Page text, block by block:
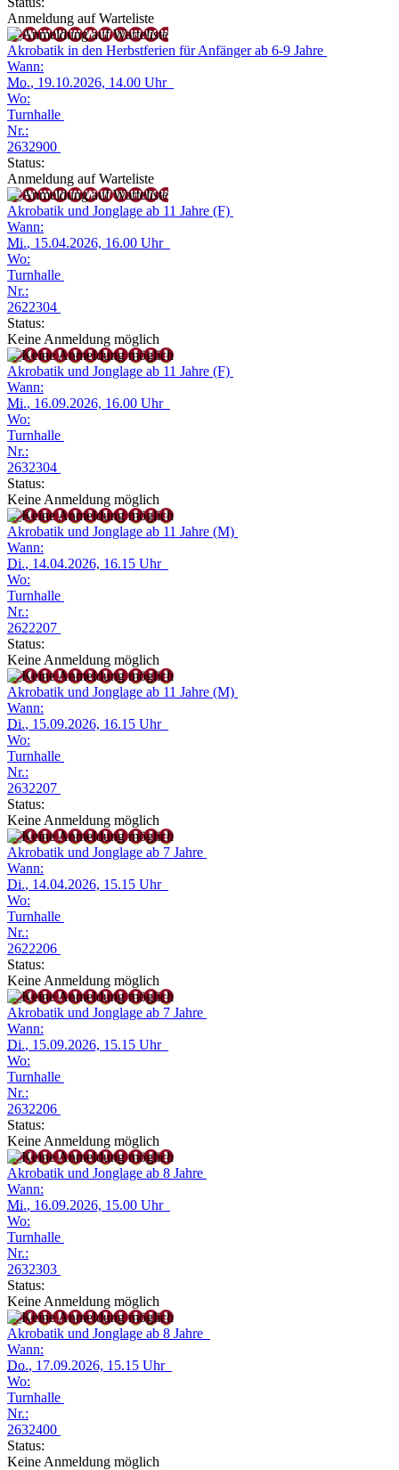
Anmeldung auf Warteliste
Akrobatik in den Herbstferien für Anfänger ab 6-9 Jahre
Wann:
Mo., 19.10.2026, 14.00 Uhr
Wo:
Turnhalle
Nr.:
2632900
Status:
Anmeldung auf Warteliste
Akrobatik und Jonglage ab 11 Jahre (F)
Wann:
Mi., 15.04.2026, 16.00 Uhr
Wo:
Turnhalle
Nr.:
2622304
Status:
Keine Anmeldung möglich
Akrobatik und Jonglage ab 11 Jahre (F)
Wann:
Mi., 16.09.2026, 16.00 Uhr
Wo:
Turnhalle
Nr.:
2632304
Status:
Keine Anmeldung möglich
Akrobatik und Jonglage ab 11 Jahre (M)
Wann:
Di., 14.04.2026, 16.15 Uhr
Wo:
Turnhalle
Nr.:
2622207
Status:
Keine Anmeldung möglich
Akrobatik und Jonglage ab 11 Jahre (M)
Wann:
Di., 15.09.2026, 16.15 Uhr
Wo:
Turnhalle
Nr.:
2632207
Status:
Keine Anmeldung möglich
Akrobatik und Jonglage ab 7 Jahre
Wann:
Di., 14.04.2026, 15.15 Uhr
Wo:
Turnhalle
Nr.:
2622206
Status:
Keine Anmeldung möglich
Akrobatik und Jonglage ab 7 Jahre
Wann:
Di., 15.09.2026, 15.15 Uhr
Wo:
Turnhalle
Nr.:
2632206
Status:
Keine Anmeldung möglich
Akrobatik und Jonglage ab 8 Jahre
Wann:
Mi., 16.09.2026, 15.00 Uhr
Wo:
Turnhalle
Nr.:
2632303
Status:
Keine Anmeldung möglich
Akrobatik und Jonglage ab 8 Jahre
Wann:
Do., 17.09.2026, 15.15 Uhr
Wo:
Turnhalle
Nr.:
2632400
Status:
Keine Anmeldung möglich